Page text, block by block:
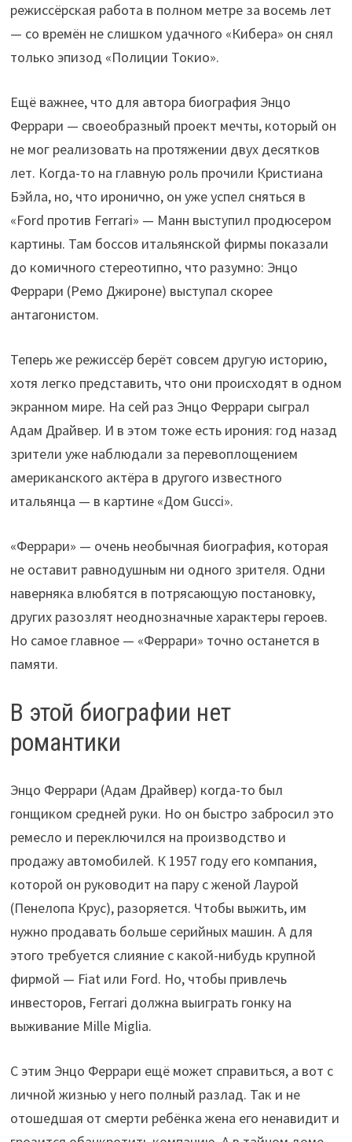
режиссёрская работа в полном метре за восемь лет
— со времён не слишком удачного «Кибера» он снял
только эпизод «Полиции Токио».
Ещё важнее, что для автора биография Энцо
Феррари — своеобразный проект мечты, который он
не мог реализовать на протяжении двух десятков
лет. Когда-то на главную роль прочили Кристиана
Бэйла, но, что иронично, он уже успел сняться в
«Ford против Ferrari» — Манн выступил продюсером
картины. Там боссов итальянской фирмы показали
до комичного стереотипно, что разумно: Энцо
Феррари (Ремо Джироне) выступал скорее
антагонистом.
Теперь же режиссёр берёт совсем другую историю,
хотя легко представить, что они происходят в одном
экранном мире. На сей раз Энцо Феррари сыграл
Адам Драйвер. И в этом тоже есть ирония: год назад
зрители уже наблюдали за перевоплощением
американского актёра в другого известного
итальянца — в картине «Дом Gucci».
«Феррари» — очень необычная биография, которая
не оставит равнодушным ни одного зрителя. Одни
наверняка влюбятся в потрясающую постановку,
других разозлят неоднозначные характеры героев.
Но самое главное — «Феррари» точно останется в
памяти.
В этой биографии нет
романтики
Энцо Феррари (Адам Драйвер) когда-то был
гонщиком средней руки. Но он быстро забросил это
ремесло и переключился на производство и
продажу автомобилей. К 1957 году его компания,
которой он руководит на пару с женой Лаурой
(Пенелопа Крус), разоряется. Чтобы выжить, им
нужно продавать больше серийных машин. А для
этого требуется слияние с какой-нибудь крупной
фирмой — Fiat или Ford. Но, чтобы привлечь
инвесторов, Ferrari должна выиграть гонку на
выживание Mille Miglia.
С этим Энцо Феррари ещё может справиться, а вот с
личной жизнью у него полный разлад. Так и не
отошедшая от смерти ребёнка жена его ненавидит и